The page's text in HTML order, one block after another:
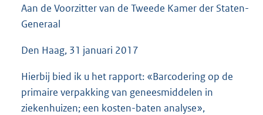
b
Aan de Voorzitter van de Tweede Kamer der Staten-
Generaal
Den Haag, 31 januari 2017
Hierbij bied ik u het rapport: «Barcodering op de
primaire verpakking van geneesmiddelen in
ziekenhuizen; een kosten-baten analyse»,